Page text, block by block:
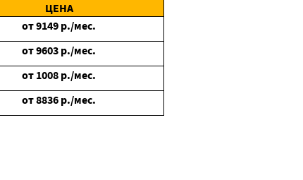
ЦЕНА
от9149 р./мес.
от9603 р./мес.
от 1008 р./мес.
от8836 р./мес.